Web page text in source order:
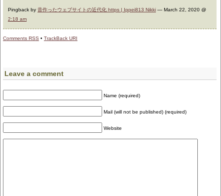
Pingback by 昔作ったウェブサイトの近代化 https | Ippei813 Nikki — March 22, 2020 @
2:18 am
Comments RSS • TrackBack URI
Leave a comment
Name (required)
Mail (will not be published) (required)
Website